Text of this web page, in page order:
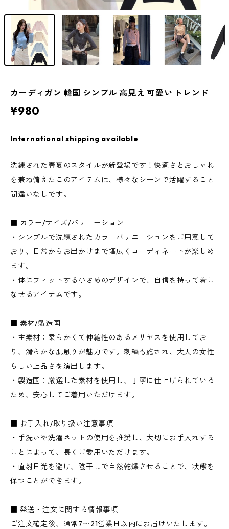
カーディガン 韓国 シンプル 高見え 可愛い トレンド
¥980
International shipping available
洗練された春夏のスタイルが新登場です！快適さとおしゃれ
を兼ね備えたこのアイテムは、様々なシーンで活躍すること
間違いなしです。
■ カラー/サイズ/バリエーション
・シンプルで洗練されたカラーバリエーションをご用意して
おり、日常からお出かけまで幅広くコーディネートが楽しめ
ます。
・体にフィットする小さめのデザインで、自信を持って着こ
なせるアイテムです。
■ 素材/製造国
・主素材：柔らかくて伸縮性のあるメリヤスを使用してお
り、滑らかな肌触りが魅力です。刺繍も施され、大人の女性
らしい上品さを演出します。
・製造国：厳選した素材を使用し、丁寧に仕上げられている
ため、安心してご着用いただけます。
■ お手入れ/取り扱い注意事項
・手洗いや洗濯ネットの使用を推奨し、大切にお手入れする
ことによって、長くご愛用いただけます。
・直射日光を避け、陰干しで自然乾燥させることで、状態を
保つことができます。
■ 発送・注文に関する情報事項
ご注文確定後、通常7〜21営業日以内にお届けいたします。